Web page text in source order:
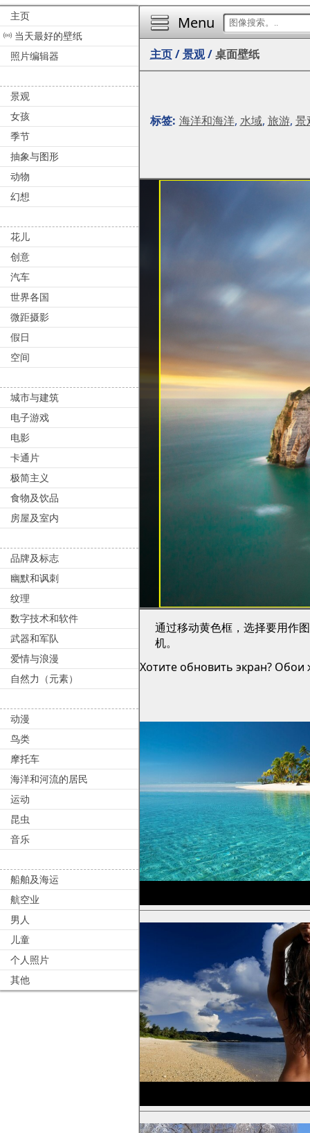
主页
当天最好的壁纸
照片编辑器
景观
女孩
季节
抽象与图形
动物
幻想
花儿
创意
汽车
世界各国
微距摄影
假日
空间
城市与建筑
电子游戏
电影
卡通片
极简主义
食物及饮品
房屋及室内
品牌及标志
幽默和讽刺
纹理
数字技术和软件
武器和军队
爱情与浪漫
自然力（元素）
动漫
鸟类
摩托车
海洋和河流的居民
运动
昆虫
音乐
船舶及海运
航空业
男人
儿童
个人照片
其他
Menu
主页/景观/桌面壁纸
标签: 海洋和海洋, 水域, 旅游, 景
通过移动黄色框，选择要用作
机。
Хотите обновить экран? Обои